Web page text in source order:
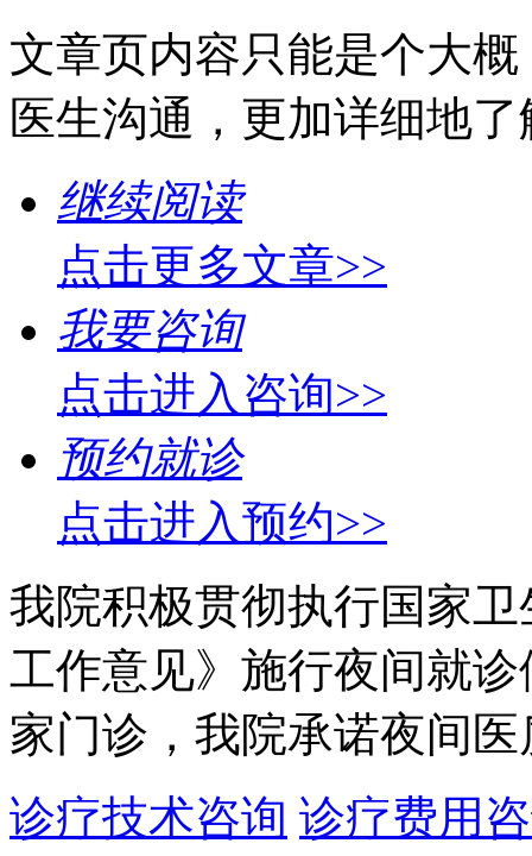
文章页内容只能是个大
医生沟通，更加详细地
继续阅读
点击更多文章>>
我要咨询
点击进入咨询>>
预约就诊
点击进入预约>>
我院积极贯彻执行国家
工作意见》施行夜间就
家门诊，我院承诺夜间
诊疗技术咨询 诊疗费用